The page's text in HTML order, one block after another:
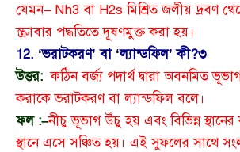
যেমন– Nh3 বা H2s মিশ্রিত জলীয় দ্রবণ
স্ক্রাবার পদ্ধতিতে দূষণমুক্ত করা হয়।
12. ‘ভরাটকরণ’ বা ‘ল্যান্ডফিল’ কী?৩
উত্তর: কঠিন বর্জ্য পদার্থ দ্বারা অবনমিত
করাকে ভরাটকরণ বা ল্যান্ডফিল বলে।
ফল :–নীচু ভূভাগ উঁচু হয় এবং বিভিন্ন
স্থানে এসে সঞ্চিত হয়। এই সুফলের সাথে